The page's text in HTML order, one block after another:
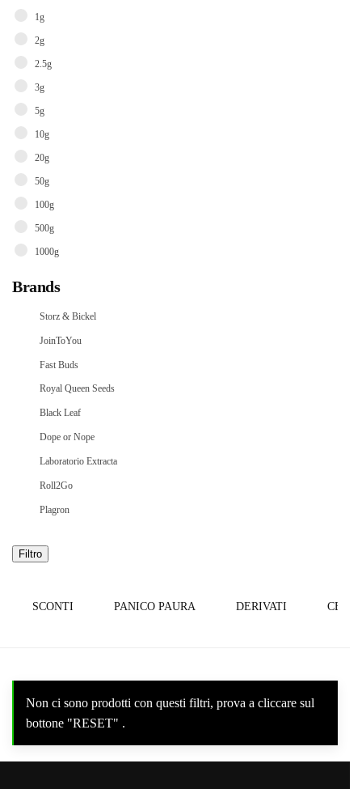
1g
2g
2.5g
3g
5g
10g
20g
50g
100g
500g
1000g
Brands
Storz & Bickel
JoinToYou
Fast Buds
Royal Queen Seeds
Black Leaf
Dope or Nope
Laboratorio Extracta
Roll2Go
Plagron
Filtro
SCONTI PANICO PAURA DERIVATI
Non ci sono prodotti con questi filtri, prova a cliccare sul
bottone "RESET" .